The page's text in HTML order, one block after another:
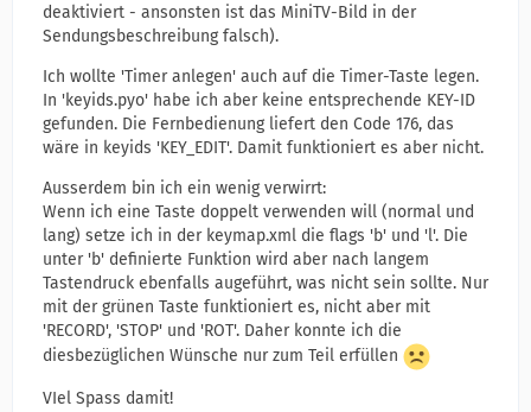
deaktiviert - ansonsten ist das MiniTV-Bild in der
Sendungsbeschreibung falsch).
Ich wollte 'Timer anlegen' auch auf die Timer-Taste legen.
In 'keyids.pyo' habe ich aber keine entsprechende KEY-ID
gefunden. Die Fernbedienung liefert den Code 176, das
wäre in keyids 'KEY_EDIT'. Damit funktioniert es aber nicht.
Ausserdem bin ich ein wenig verwirrt:
Wenn ich eine Taste doppelt verwenden will (normal und
lang) setze ich in der keymap.xml die flags 'b' und 'l'. Die
unter 'b' definierte Funktion wird aber nach langem
Tastendruck ebenfalls augeführt, was nicht sein sollte. Nur
mit der grünen Taste funktioniert es, nicht aber mit
'RECORD', 'STOP' und 'ROT'. Daher konnte ich die
diesbezüglichen Wünsche nur zum Teil erfüllen
VIel Spass damit!